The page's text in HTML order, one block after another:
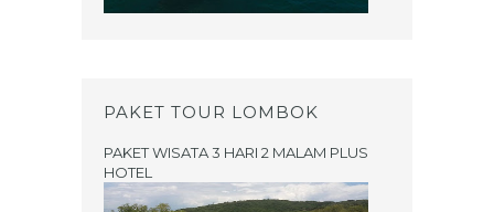
PAKET TOUR LOMBOK
PAKET WISATA 3 HARI 2 MALAM PLUS
HOTEL